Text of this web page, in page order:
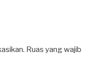
Ruas yang wajib